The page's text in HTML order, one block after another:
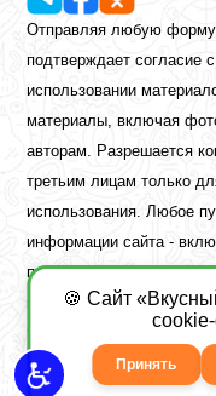
Отправляя любую форму
подтверждает согласие
использовании
материалы, включая
авторам. Разрешается
третьим лицам только
использования. Любое
информации сайта -
публикацию или
предварительного
Copyright ©2026
Сайт построен
🍪 Сайт
Принять